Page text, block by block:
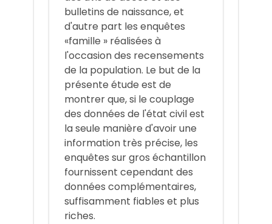
bulletins de naissance, et
d'autre part les enquêtes
«famille » réalisées à
l'occasion des recensements
de la population. Le but de la
présente étude est de
montrer que, si le couplage
des données de l'état civil est
la seule manière d'avoir une
information très précise, les
enquêtes sur gros échantillon
fournissent cependant des
données complémentaires,
suffisamment fiables et plus
riches.